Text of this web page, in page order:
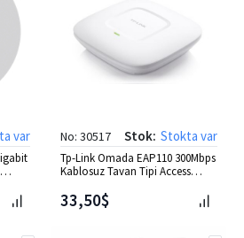
var No: 30517 Stok: Stokta var
Tp-Link Omada EAP110 300Mbps
Kablosuz Tavan Tipi Access
33,50$